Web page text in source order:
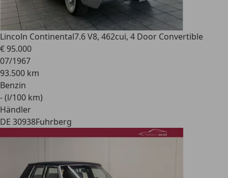
Lincoln Continental7.6 V8, 462cui, 4 Door Convertible
€ 95.000
07/1967
93.500 km
Benzin
- (l/100 km)
Händler
DE 30938Fuhrberg